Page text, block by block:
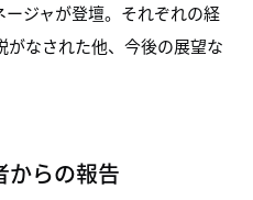
ージャが登壇。それぞれの経
なされた他、今後の展望な
からの報告